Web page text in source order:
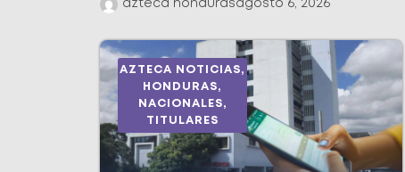
azteca hondurasagosto 6, 2026
AZTECA NOTICIAS,
HONDURAS,
NACIONALES,
TITULARES